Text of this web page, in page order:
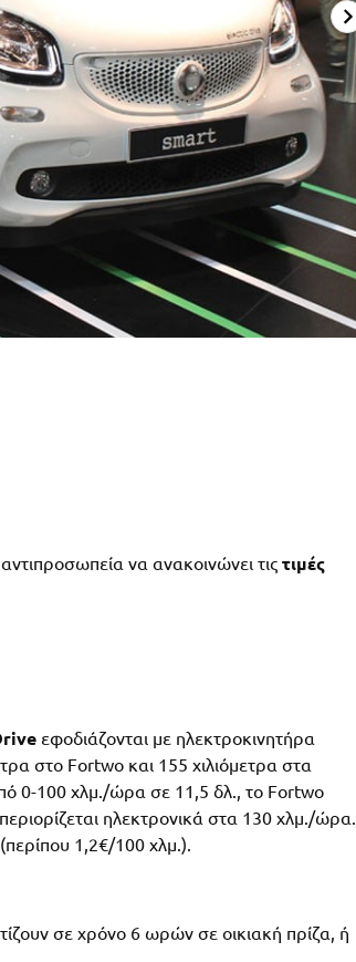
να ανακοινώνει τις τιμές
εφοδιάζονται με ηλεκτροκινητήρα
στο Fortwo και 155 χιλιόμετρα στα
0-100 χλμ./ώρα σε 11,5 δλ., το Fortwo
ηλεκτρονικά στα 130 χλμ./ώρα.
1,2€/100 χλμ.).
σε χρόνο 6 ωρών σε οικιακή πρίζα, ή